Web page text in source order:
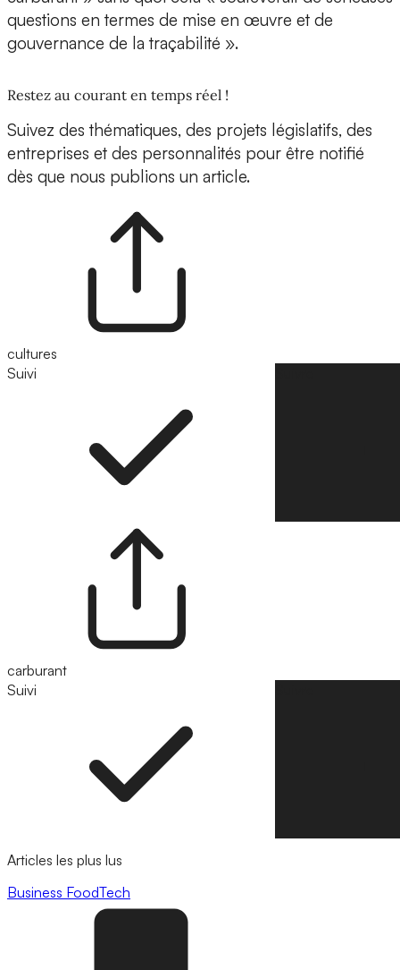
questions en termes de mise en œuvre et de
gouvernance de la traçabilité ».
Restez au courant en temps réel !
Suivez des thématiques, des projets législatifs, des
entreprises et des personnalités pour être notifié
dès que nous publions un article.
cultures
Suivi
carburant
Suivi
Articles les plus lus
Business FoodTech